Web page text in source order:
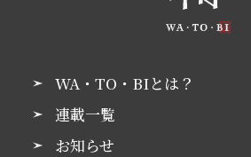
WA・TO・BIとは？
連載一覧
お知らせ